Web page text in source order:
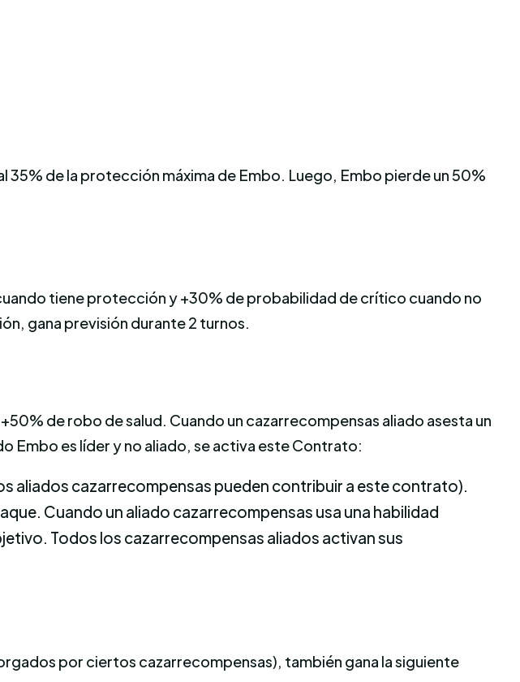
35% de la protección máxima de Embo. Luego, Embo pierde un 50%
tiene protección y +30% de probabilidad de crítico cuando no
gana previsión durante 2 turnos.
de robo de salud. Cuando un cazarrecompensas aliado asesta un
Embo es líder y no aliado, se activa este Contrato:
aliados cazarrecompensas pueden contribuir a este contrato).
Cuando un aliado cazarrecompensas usa una habilidad
Todos los cazarrecompensas aliados activan sus
por ciertos cazarrecompensas), también gana la siguiente